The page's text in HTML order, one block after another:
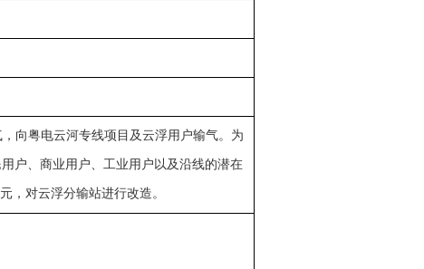
向粤电云河专线项目及云浮用户输气。为
户、商业用户、工业用户以及沿线的潜在
，对云浮分输站进行改造。